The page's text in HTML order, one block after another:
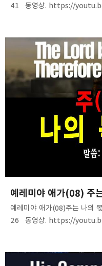
41 동영상. https://
예레미야 애가(08) 주
예레미야 애가(08)주는 나의
26 동영상. https://